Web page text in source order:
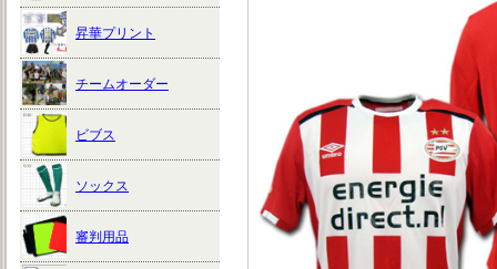
昇華プリント
チームオーダー
ビブス
ソックス
審判用品